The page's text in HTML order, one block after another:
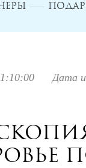
Дата